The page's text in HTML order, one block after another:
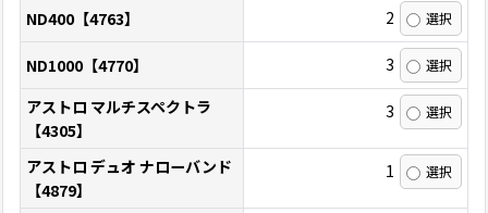
ND400【4763】 2
ND1000【4770】
3
アストロ マルチスペクトラ
【4305】
3
アストロ デュオ ナローバンド
【4879】
1